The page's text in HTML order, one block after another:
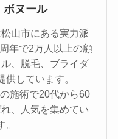
ボヌール
山市にある実力派
年で2万人以上の顧
、脱毛、ブライダ
しています。
施術で20代から60
、人気を集めてい